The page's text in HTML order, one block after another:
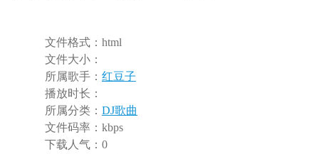
文件格式： html
文件大小：
所属歌手： 红豆子
播放时长：
所属分类： DJ歌曲
文件码率： kbps
下载人气： 0